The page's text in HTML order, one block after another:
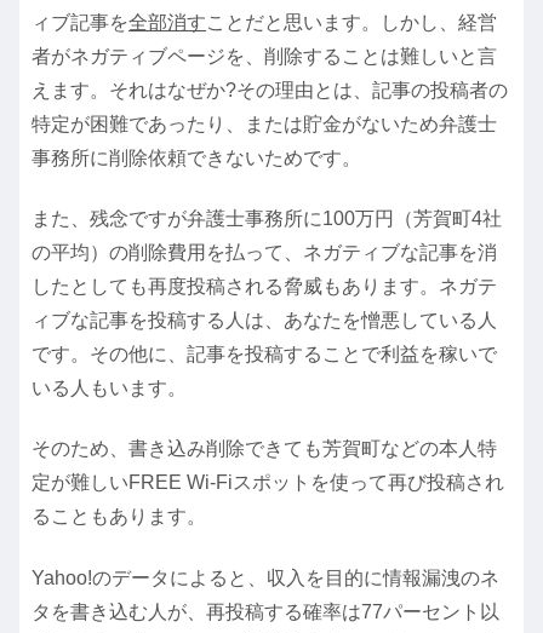
ィブ記事を全部消すことだと思います。しかし、経営
者がネガティブページを、削除することは難しいと言
えます。それはなぜか?その理由とは、記事の投稿者の
特定が困難であったり、または貯金がないため弁護士
事務所に削除依頼できないためです。
また、残念ですが弁護士事務所に100万円（芳賀町4社
の平均）の削除費用を払って、ネガティブな記事を消
したとしても再度投稿される脅威もあります。ネガテ
ィブな記事を投稿する人は、あなたを憎悪している人
です。その他に、記事を投稿することで利益を稼いで
いる人もいます。
そのため、書き込み削除できても芳賀町などの本人特
定が難しいFREE Wi-Fiスポットを使って再び投稿され
ることもあります。
Yahoo!のデータによると、収入を目的に情報漏洩のネ
タを書き込む人が、再投稿する確率は77パーセント以